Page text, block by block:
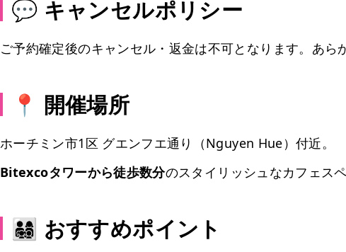
💬 キャンセルポリシー
ご予約確定後のキャンセル・返金は不可となります。あら
📍 開催場所
ホーチミン市1区 グエンフエ通り（Nguyen Hue）付近。
Bitexcoタワーから徒歩数分のスタイリッシュなカフェス
👨‍👩‍👧‍👦 おすすめポイント